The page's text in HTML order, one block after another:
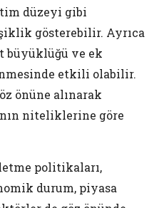
düzeyi gibi
gösterebilir. Ayrıca
büyüklüğü ve ek
etkili olabilir.
önüne alınarak
niteliklerine göre
politikaları,
durum, piyasa